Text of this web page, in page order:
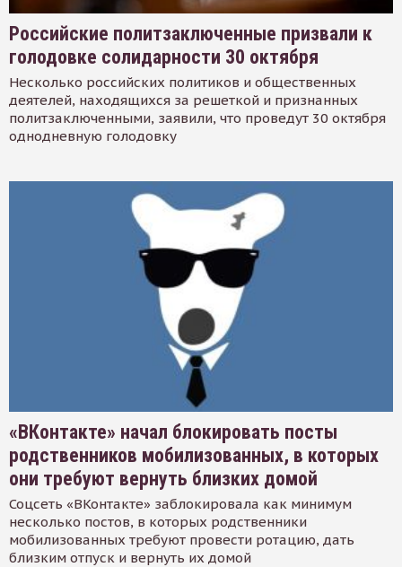
Российские политзаключенные призвали к
голодовке солидарности 30 октября
Несколько российских политиков и общественных
деятелей, находящихся за решеткой и признанных
политзаключенными, заявили, что проведут 30 октября
однодневную голодовку
«ВКонтакте» начал блокировать посты
родственников мобилизованных, в которых
они требуют вернуть близких домой
Соцсеть «ВКонтакте» заблокировала как минимум
несколько постов, в которых родственники
мобилизованных требуют провести ротацию, дать
близким отпуск и вернуть их домой